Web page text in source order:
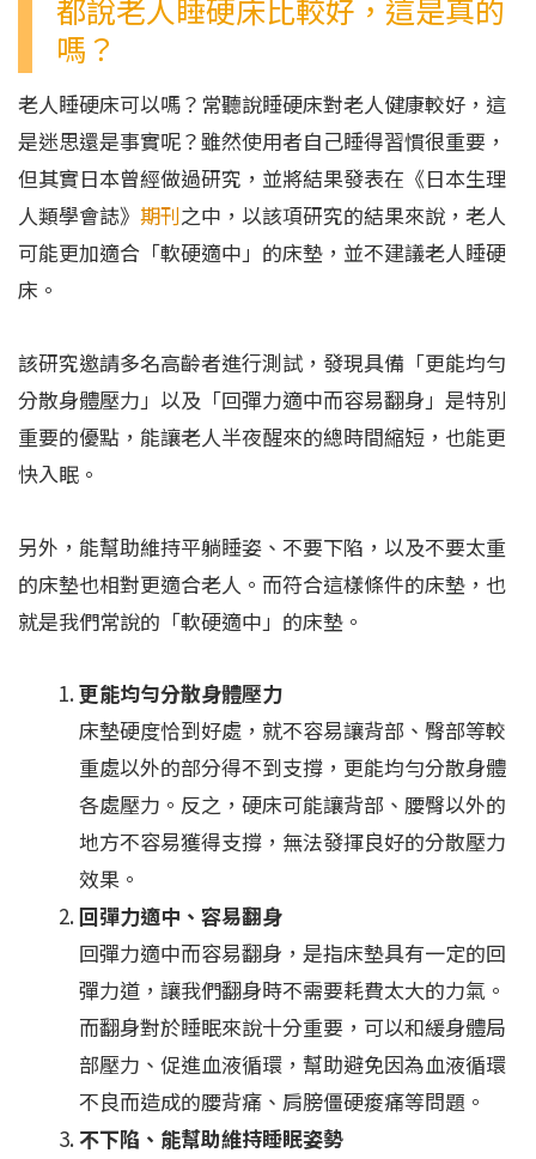
都說老人睡硬床比較好，這是真的
嗎？
老人睡硬床可以嗎？常聽說睡硬床對老人健康較好，這
是迷思還是事實呢？雖然使用者自己睡得習慣很重要，
但其實日本曾經做過研究，並將結果發表在《日本生理
人類學會誌》 期刊之中，以該項研究的結果來說，老人
可能更加適合「軟硬適中」的床墊，並不建議老人睡硬
床。
該研究邀請多名高齡者進行測試，發現具備「更能均勻
分散身體壓力」以及「回彈力適中而容易翻身」是特別
重要的優點，能讓老人半夜醒來的總時間縮短，也能更
快入眠。
另外，能幫助維持平躺睡姿、不要下陷，以及不要太重
的床墊也相對更適合老人。而符合這樣條件的床墊，也
就是我們常說的「軟硬適中」的床墊。
更能均勻分散身體壓力
床墊硬度恰到好處，就不容易讓背部、臀部等較
重處以外的部分得不到支撐，更能均勻分散身體
各處壓力。反之，硬床可能讓背部、腰臀以外的
地方不容易獲得支撐，無法發揮良好的分散壓力
效果。
回彈力適中、容易翻身
回彈力適中而容易翻身，是指床墊具有一定的回
彈力道，讓我們翻身時不需要耗費太大的力氣。
而翻身對於睡眠來說十分重要，可以和緩身體局
部壓力、促進血液循環，幫助避免因為血液循環
不良而造成的腰背痛、肩膀僵硬痠痛等問題。
不下陷、能幫助維持睡眠姿勢